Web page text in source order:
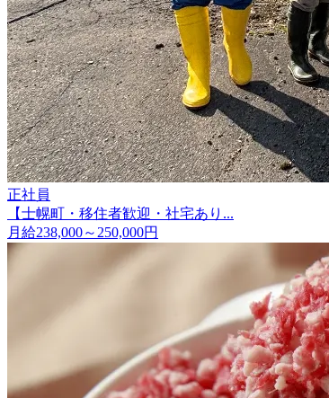
正社員
【士幌町・移住者歓迎・社宅あり...
月給238,000～250,000円